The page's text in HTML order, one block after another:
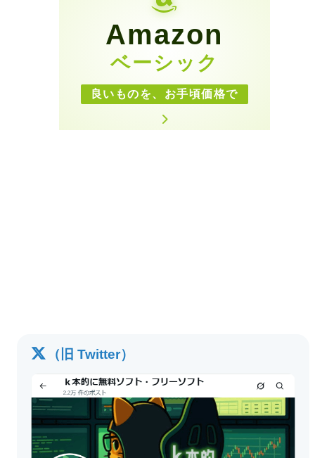
Amazon
ベーシック
良いものを、お手頃価格で
（旧 Twitter）